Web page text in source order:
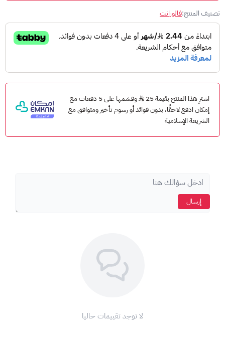
العالمية.
تجربة لعب مميزة:
تُقدم لك فالورانت ساحة تنافسية 5 ضد 5، حيث تختار عميلك
Valorant يورو، ستتمكن من شراء عناصر حصرية داخل اللعبة،
وشخصيات مميزة تجعلك متميزًا عن باقي اللاعبين. انضم إلى المعركة
وأظهر مهاراتك للجميع!
مميزات بطاقات نقاط Valorant يورو:
شراء العناصر الحصرية:استمتع بشراء شخصيات جديدة، وأزياء
حسابك على Valorant بسهولة دون الحاجة لبطاقة ائتمان.
وأسعار مختلفة لتناسب احتياجات جميع اللاعبين.
اضغط على أيقونة Valorant الموجودة على يمين علامة التبويب
Prepaid cards &Codes
تصنيف المنتج:فالورانت
اشترِ هذا المنتج بقيمة 25
وقسّمها على 5 دفعات مع
إمكان ادفع لاحقًا، بدون فوائد أو رسوم تأخير ومتوافق مع
الشريعة الإسلامية
إرسال
لا توجد تقييمات حاليا